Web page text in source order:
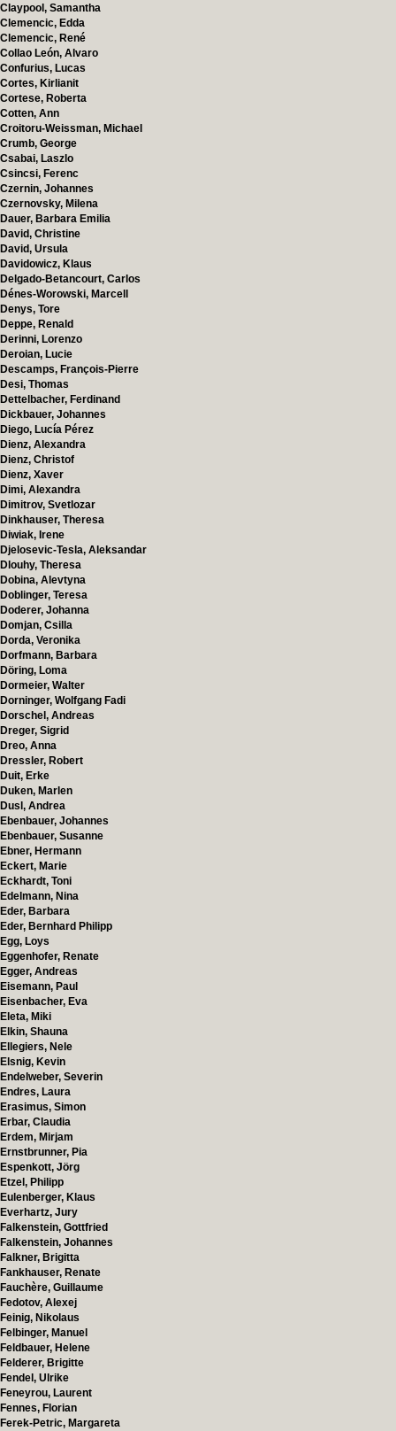
Claypool, Samantha
Clemencic, Edda
Clemencic, René
Collao León, Alvaro
Confurius, Lucas
Cortes, Kirlianit
Cortese, Roberta
Cotten, Ann
Croitoru-Weissman, Michael
Crumb, George
Csabai, Laszlo
Csincsi, Ferenc
Czernin, Johannes
Czernovsky, Milena
Dauer, Barbara Emilia
David, Christine
David, Ursula
Davidowicz, Klaus
Delgado-Betancourt, Carlos
Dénes-Worowski, Marcell
Denys, Tore
Deppe, Renald
Derinni, Lorenzo
Deroian, Lucie
Descamps, François-Pierre
Desi, Thomas
Dettelbacher, Ferdinand
Dickbauer, Johannes
Diego, Lucía Pérez
Dienz, Alexandra
Dienz, Christof
Dienz, Xaver
Dimi, Alexandra
Dimitrov, Svetlozar
Dinkhauser, Theresa
Diwiak, Irene
Djelosevic-Tesla, Aleksandar
Dlouhy, Theresa
Dobina, Alevtyna
Doblinger, Teresa
Doderer, Johanna
Domjan, Csilla
Dorda, Veronika
Dorfmann, Barbara
Döring, Loma
Dormeier, Walter
Dorninger, Wolfgang Fadi
Dorschel, Andreas
Dreger, Sigrid
Dreo, Anna
Dressler, Robert
Duit, Erke
Duken, Marlen
Dusl, Andrea
Ebenbauer, Johannes
Ebenbauer, Susanne
Ebner, Hermann
Eckert, Marie
Eckhardt, Toni
Edelmann, Nina
Eder, Barbara
Eder, Bernhard Philipp
Egg, Loys
Eggenhofer, Renate
Egger, Andreas
Eisemann, Paul
Eisenbacher, Eva
Eleta, Miki
Elkin, Shauna
Ellegiers, Nele
Elsnig, Kevin
Endelweber, Severin
Endres, Laura
Erasimus, Simon
Erbar, Claudia
Erdem, Mirjam
Ernstbrunner, Pia
Espenkott, Jörg
Etzel, Philipp
Eulenberger, Klaus
Everhartz, Jury
Falkenstein, Gottfried
Falkenstein, Johannes
Falkner, Brigitta
Fankhauser, Renate
Fauchère, Guillaume
Fedotov, Alexej
Feinig, Nikolaus
Felbinger, Manuel
Feldbauer, Helene
Felderer, Brigitte
Fendel, Ulrike
Feneyrou, Laurent
Fennes, Florian
Ferek-Petric, Margareta